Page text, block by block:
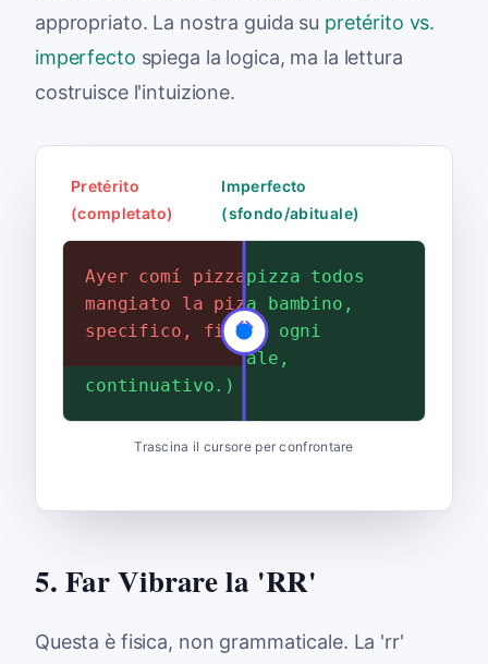
appropriato. La nostra guida su pretérito vs.
imperfecto spiega la logica, ma la lettura
costruisce l'intuizione.
Pretérito
(completato)
Imperfecto
(sfondo/abituale)
Ayer comí pizza. (Ieri ho
mangiato la pizza — un evento
specifico, finito.)
De niño, comía pizza todos
los viernes. (Da bambino,
mangiavo la pizza ogni
venerdì — abituale,
continuativo.)
Trascina il cursore per confrontare
5. Far Vibrare la 'RR'
Questa è fisica, non grammaticale. La 'rr'